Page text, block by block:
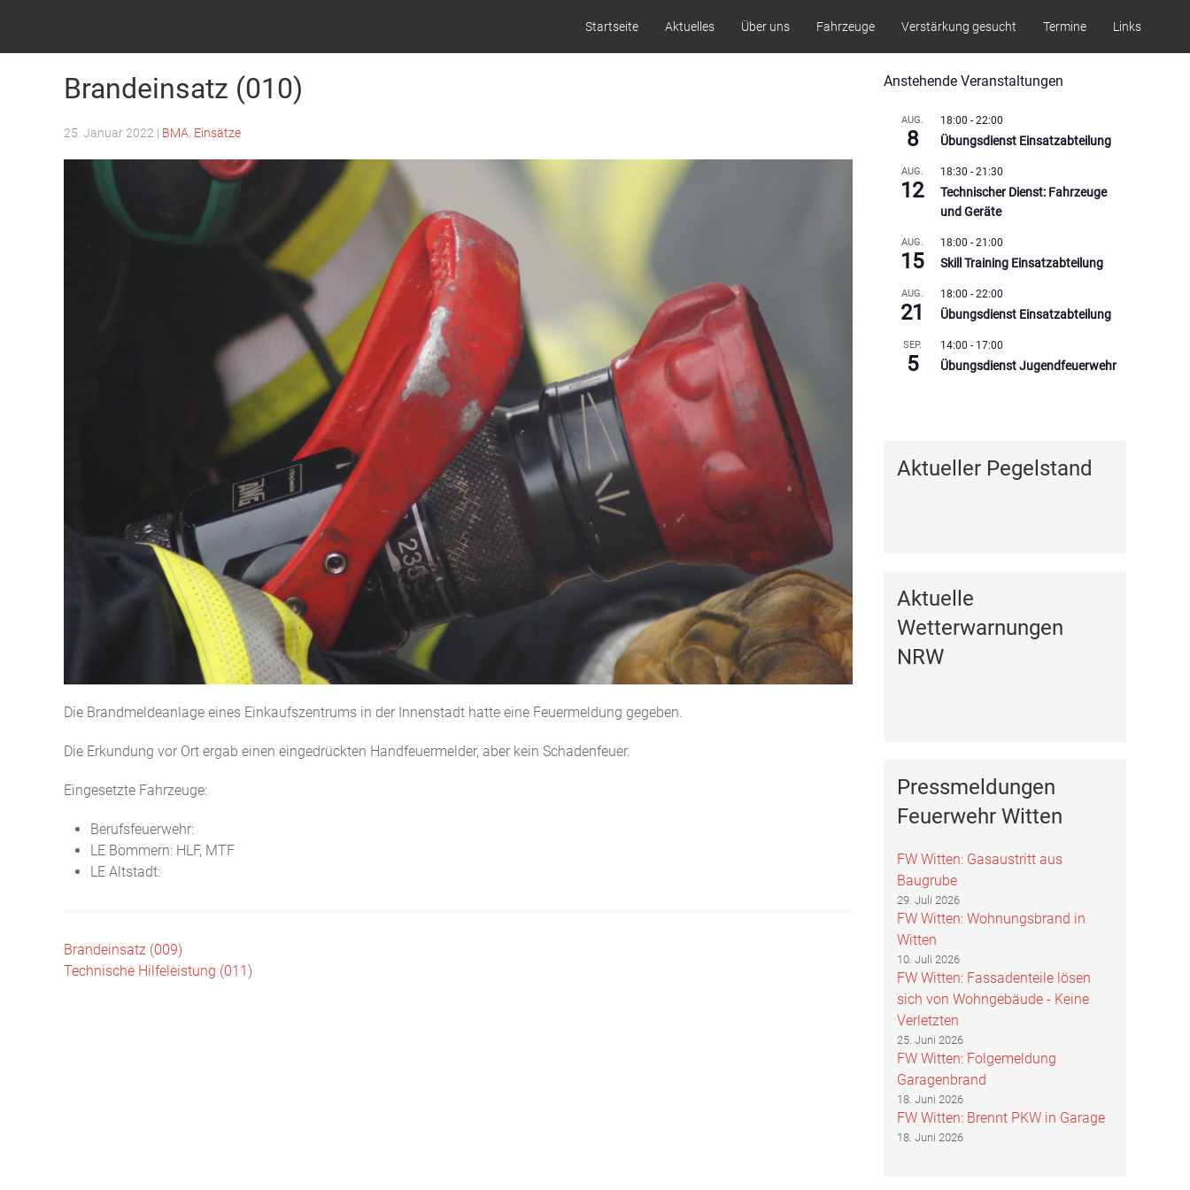
Startseite Aktuelles Über uns Fahrzeuge Verstärkung gesucht Termine Links
Brandeinsatz (010)
25. Januar 2022 | BMA Einsätze
Die Brandmeldeanlage eines Einkaufszentrums in der Innenstadt hatte eine Feuermeldung gegeben.
Die Erkundung vor Ort ergab einen eingedrückten Handfeuermelder, aber kein Schadenfeuer.
Eingesetzte Fahrzeuge:
Berufsfeuerwehr:
LE Bommern: HLF, MTF
LE Altstadt:
Beitragsnavigation
Brandeinsatz (009)
Technische Hilfeleistung (011)
Anstehende Veranstaltungen
AUG.
8
18:00 -22:00
Übungsdienst Einsatzabteilung
AUG.
12
18:30 -21:30
Technischer Dienst: Fahrzeuge
und Geräte
AUG.
15
18:00 -21:00
Skill Training Einsatzabteilung
AUG.
21
18:00 -22:00
Übungsdienst Einsatzabteilung
SEP.
5
14:00 - 17:00
Übungsdienst Jugendfeuerwehr
Aktueller Pegelstand
Aktuelle
Wetterwarnungen
NRW
Pressmeldungen
Feuerwehr Witten
FW Witten: Gasaustritt aus
Baugrube
29. Juli 2026
FW Witten: Wohnungsbrand in
Witten
10. Juli 2026
FW Witten: Fassadenteile lösen
sich von Wohngebäude - Keine
Verletzten
25. Juni 2026
FW Witten: Folgemeldung
Garagenbrand
18. Juni 2026
FW Witten: Brennt PKW in Garage
18. Juni 2026